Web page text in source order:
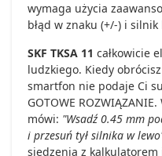
wymaga użycia
błąd w znaku (+/-) i
SKF TKSA 11 całkowicie
ludzkiego. Kiedy
smartfon nie podaje Ci
GOTOWE
mówi: "Wsadź 0.45 mm
i przesuń tył silnika w
siedzenia z